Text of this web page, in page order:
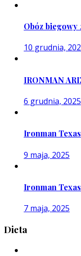
Obóz biegowy
10 grudnia,
IRONMAN
6 grudnia, 2025
Ironman
9 maja, 2025
Ironman
7 maja, 2025
Dieta